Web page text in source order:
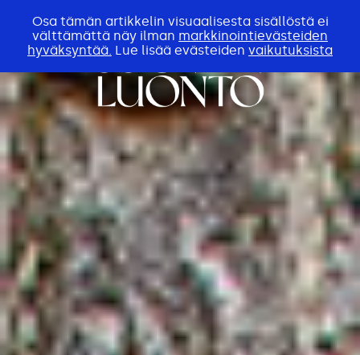
Osa tämän artikkelin visuaalisesta sisällöstä ei
välttämättä näy ilman markkinointievästeiden
hyväksyntää. Lue lisää evästeiden vaikutuksista